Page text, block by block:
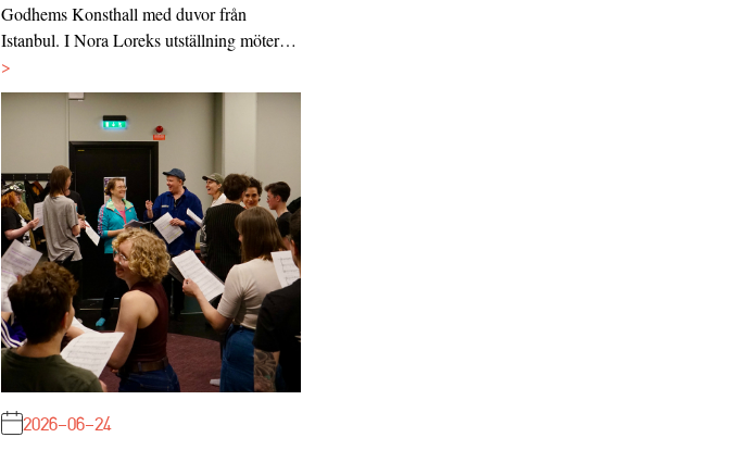
Godhems Konsthall med duvor från
Istanbul. I Nora Loreks utställning möter…
>
2026-06-24